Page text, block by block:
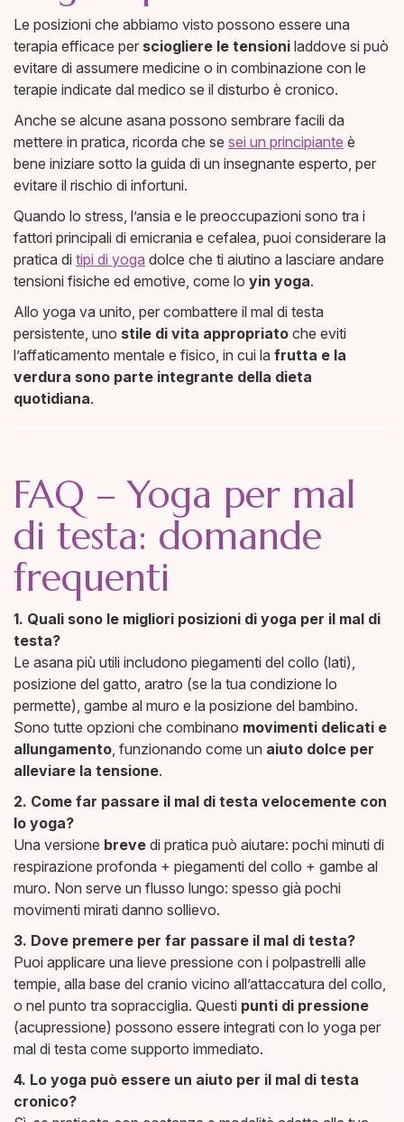
Le posizioni che abbiamo visto possono essere una
terapia efficace per sciogliere le tensioni laddove si può
evitare di assumere medicine o in combinazione con le
terapie indicate dal medico se il disturbo è cronico.
Anche se alcune asana possono sembrare facili da
mettere in pratica, ricorda che se sei un principiante è
bene iniziare sotto la guida di un insegnante esperto, per
evitare il rischio di infortuni.
Quando lo stress, l’ansia e le preoccupazioni sono tra i
fattori principali di emicrania e cefalea, puoi considerare la
pratica di tipi di yoga dolce che ti aiutino a lasciare andare
tensioni fisiche ed emotive, come lo yin yoga.
Allo yoga va unito, per combattere il mal di testa
persistente, uno stile di vita appropriato che eviti
l’affaticamento mentale e fisico, in cui la frutta e la
verdura sono parte integrante della dieta
quotidiana.
FAQ – Yoga per mal
di testa: domande
frequenti
1. Quali sono le migliori posizioni di yoga per il mal di
testa?
Le asana più utili includono piegamenti del collo (lati),
posizione del gatto, aratro (se la tua condizione lo
permette), gambe al muro e la posizione del bambino.
Sono tutte opzioni che combinano movimenti delicati e
allungamento , funzionando come un aiuto dolce per
alleviare la tensione.
2. Come far passare il mal di testa velocemente con
lo yoga?
Una versione breve di pratica può aiutare: pochi minuti di
respirazione profonda + piegamenti del collo + gambe al
muro. Non serve un flusso lungo: spesso già pochi
movimenti mirati danno sollievo.
3. Dove premere per far passare il mal di testa?
Puoi applicare una lieve pressione con i polpastrelli alle
tempie, alla base del cranio vicino all’attaccatura del collo,
o nel punto tra sopracciglia. Questi punti di pressione
(acupressione) possono essere integrati con lo yoga per
mal di testa come supporto immediato.
4. Lo yoga può essere un aiuto per il mal di testa
cronico?